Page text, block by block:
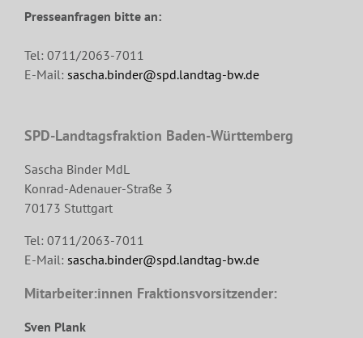
Presseanfragen bitte an:
Tel: 0711/2063-7011
E-Mail: sascha.binder@spd.landtag-bw.de
SPD-Landtagsfraktion Baden-Württemberg
Sascha Binder MdL
Konrad-Adenauer-Straße 3
70173 Stuttgart
Tel: 0711/2063-7011
E-Mail: sascha.binder@spd.landtag-bw.de
Mitarbeiter:innen Fraktionsvorsitzender:
Sven Plank